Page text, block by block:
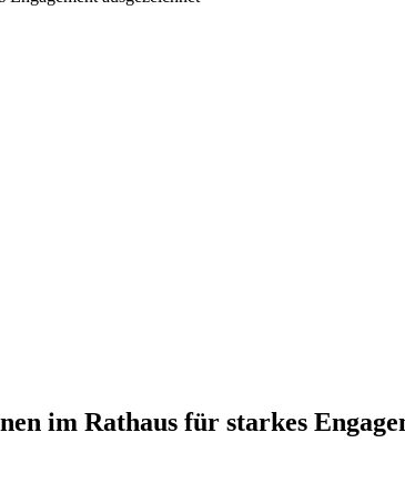
im Rathaus für starkes